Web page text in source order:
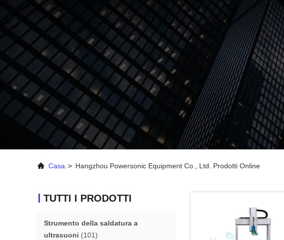
Casa. > Hangzhou Powersonic Equipment Co., Ltd. Prodotti Online
TUTTI I PRODOTTI
Strumento della saldatura a
ultrasuoni (101)